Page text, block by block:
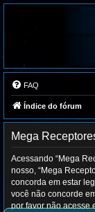
FAQ
Índice do fórum
Mega
Acessando “Mega
nosso, “Mega
concorda em estar
você não concorde
por favor não acesse